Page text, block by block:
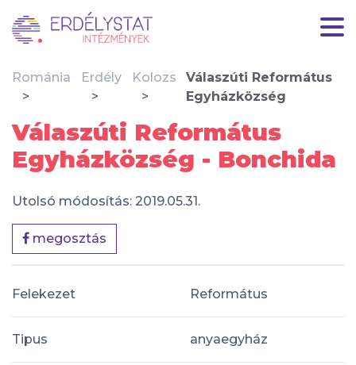
Románia Erdély Kolozs
Válaszúti Református
Egyházközség
Válaszúti Református
Egyházközség - Bonchida
Utolsó módosítás: 2019.05.31.
megosztás
Felekezet Református
Tipus anyaegyház